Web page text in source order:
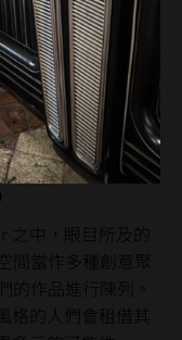
之中，眼目所及的
間當作多種創意聚
作品進行陳列。
格的人們會租借其